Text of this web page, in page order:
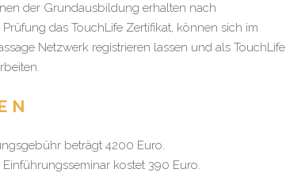
der Grundausbildung erhalten nach
das TouchLife Zertifikat, können sich im
Netzwerk registrieren lassen und als TouchLife
beträgt 4200 Euro.
Einführungsseminar kostet 390 Euro.